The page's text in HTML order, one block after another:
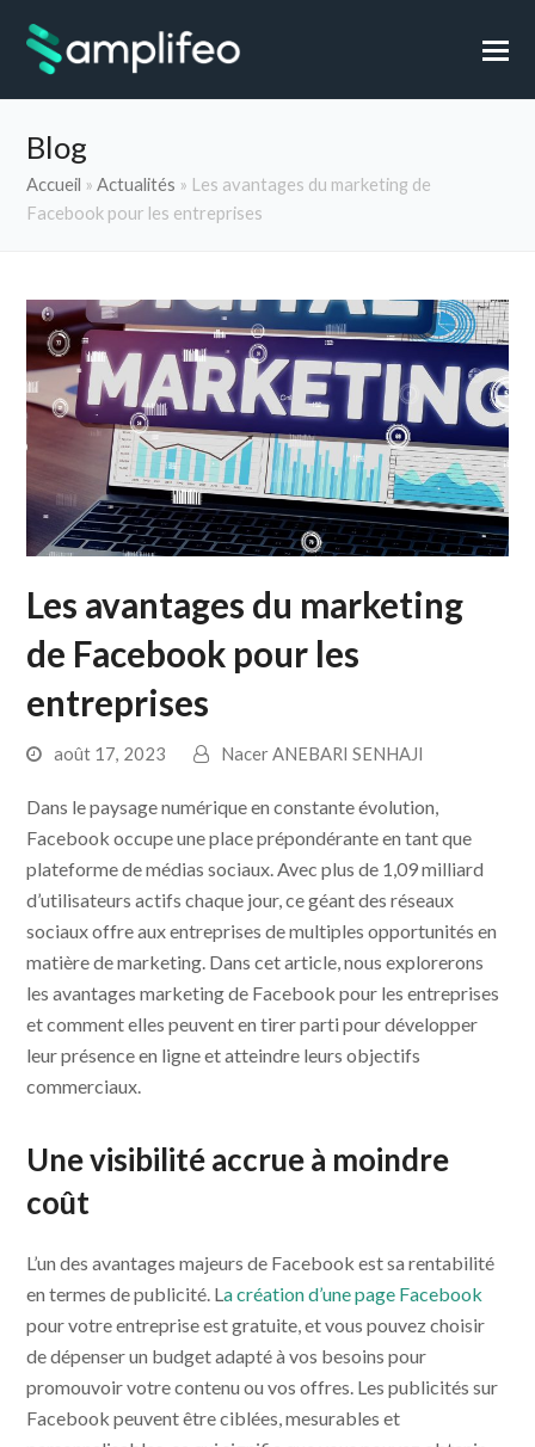
Blog
Accueil »Actualités » Les avantages du marketing de
Facebook pour les entreprises
Les avantages du marketing
de Facebook pour les
entreprises
août 17, 2023 Nacer ANEBARI SENHAJI
Dans le paysage numérique en constante évolution,
Facebook occupe une place prépondérante en tant que
plateforme de médias sociaux. Avec plus de 1,09 milliard
d’utilisateurs actifs chaque jour, ce géant des réseaux
sociaux offre aux entreprises de multiples opportunités en
matière de marketing. Dans cet article, nous explorerons
les avantages marketing de Facebook pour les entreprises
et comment elles peuvent en tirer parti pour développer
leur présence en ligne et atteindre leurs objectifs
commerciaux.
Une visibilité accrue à moindre
coût
L’un des avantages majeurs de Facebook est sa rentabilité
en termes de publicité. La création d’une page Facebook
pour votre entreprise est gratuite, et vous pouvez choisir
de dépenser un budget adapté à vos besoins pour
promouvoir votre contenu ou vos offres. Les publicités sur
Facebook peuvent être ciblées, mesurables et